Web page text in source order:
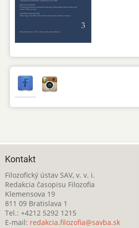
Kontakt
Filozofický ústav SAV, v. v. i.
Redakcia časopisu Filozofia
Klemensova 19
811 09 Bratislava 1
Tel.: +4212 5292 1215
E-mail: redakcia.filozofia@savba.sk